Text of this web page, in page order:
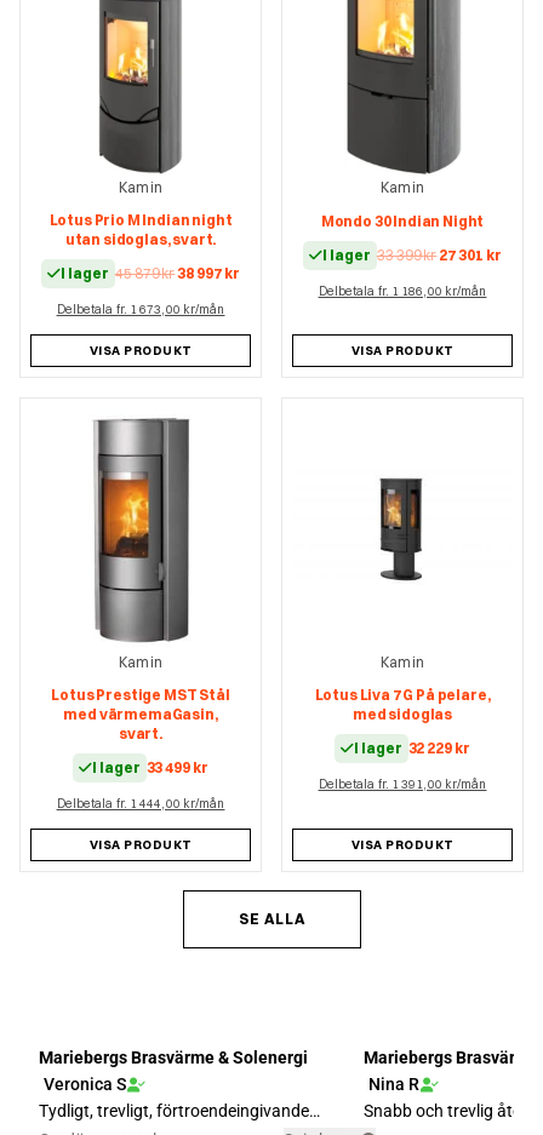
Kamin
Lotus Prio M Indian night
utan sidoglas, svart.
I lager 45 879krDet
priset
45
879 kr.
38 997 krDet
nuvarande
997 kr.
Delbetala fr. 1 673,00 kr/mån
VISA PRODUKT
Kamin
Mondo 30 Indian Night
I lager 33 399krDet
priset
33
399 kr.
27 301 krDet
27
Delbetala fr. 1 186,00 kr/mån
VISA PRODUKT
Kamin
Lotus Prestige MST Stål
med värmemaGasin,
svart.
I lager 33 499 kr
Delbetala fr. 1 444,00 kr/mån
VISA PRODUKT
Kamin
Lotus Liva 7 G På pelare,
med sidoglas
I lager 32 229 kr
Delbetala fr. 1 391,00 kr/mån
VISA PRODUKT
SE ALLA